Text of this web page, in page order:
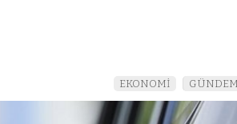
EKONOMİ GÜNDEM